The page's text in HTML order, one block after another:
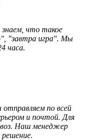
что такое
"завтра игра". Мы
часа.
по всей
и почтой. Для
Наш менеджер